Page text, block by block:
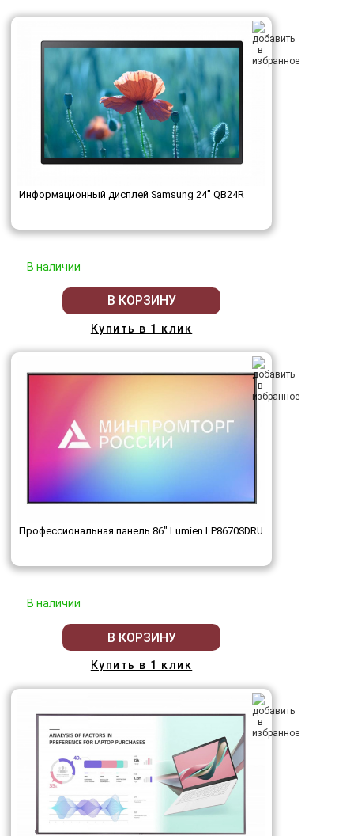
Информационный дисплей Samsung 24" QB24R
В наличии
В КОРЗИНУ
Купить в 1 клик
Профессиональная панель 86" Lumien LP8670SDRU
В наличии
В КОРЗИНУ
Купить в 1 клик